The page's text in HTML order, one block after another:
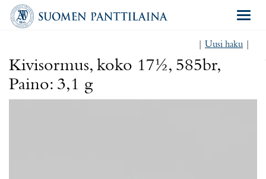
Uusi haku
Kivisormus, koko 17½, 585br,
Paino: 3,1 g